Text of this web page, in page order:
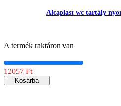
Alcaplast wc tartály
A termék raktáron van
12057 Ft
Kosárba